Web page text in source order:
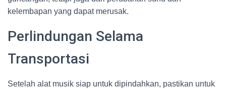
kelembapan yang dapat merusak.
Perlindungan Selama
Transportasi
Setelah alat musik siap untuk dipindahkan, pastikan untuk